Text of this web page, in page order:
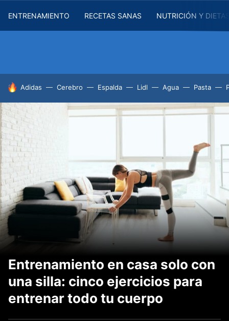
ENTRENAMIENTO RECETAS SANAS NUTRICIÓN Y
HOY SE HABLA DE
Adidas Cerebro Espalda Lidl Agua Pasta
Entrenamiento en casa solo con
una silla: cinco ejercicios para
entrenar todo tu cuerpo